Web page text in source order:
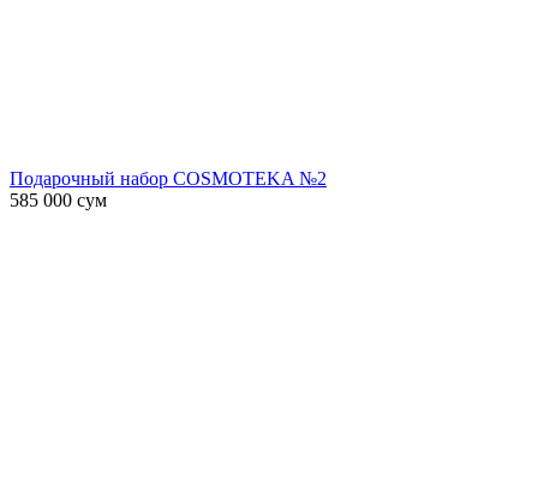
Подарочный набор COSMOTEKA №2
585 000 сум